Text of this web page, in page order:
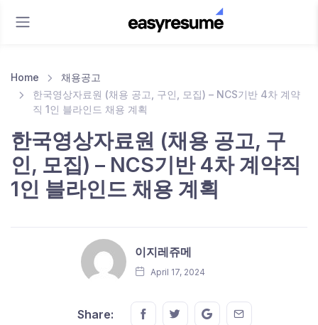
Home
채용공고
한국영상자료원 (채용 공고, 구인, 모집) – NCS기반 4차 계약
직 1인 블라인드 채용 계획
한국영상자료원 (채용 공고, 구
인, 모집) – NCS기반 4차 계약직
1인 블라인드 채용 계획
이지레쥬메
April 17, 2024
Share: Share this on FaceBook
Share this on Twitter
Share this on GMail
Share this on